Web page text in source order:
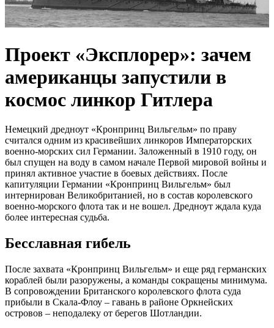
Проект «Эксплорер»: зачем
американцы запустили в
космос линкор Гитлера
Немецкий дредноут «Кронпринц Вильгельм» по праву
считался одним из красивейших линкоров Императорских
военно-морских сил Германии. Заложенный в 1910 году, он
был спущен на воду в самом начале Первой мировой войны и
принял активное участие в боевых действиях. После
капитуляции Германии «Кронпринц Вильгельм» был
интернирован Великобританией, но в состав королевского
военно-морского флота так и не вошел. Дредноут ждала куда
более интересная судьба.
Бесславная гибель
После захвата «Кронпринц Вильгельм» и еще ряд германских
кораблей были разоружены, а команды сокращены минимума.
В сопровождении Британского королевского флота суда
прибыли в Скала-Флоу – гавань в районе Оркнейских
островов – неподалеку от берегов Шотландии.